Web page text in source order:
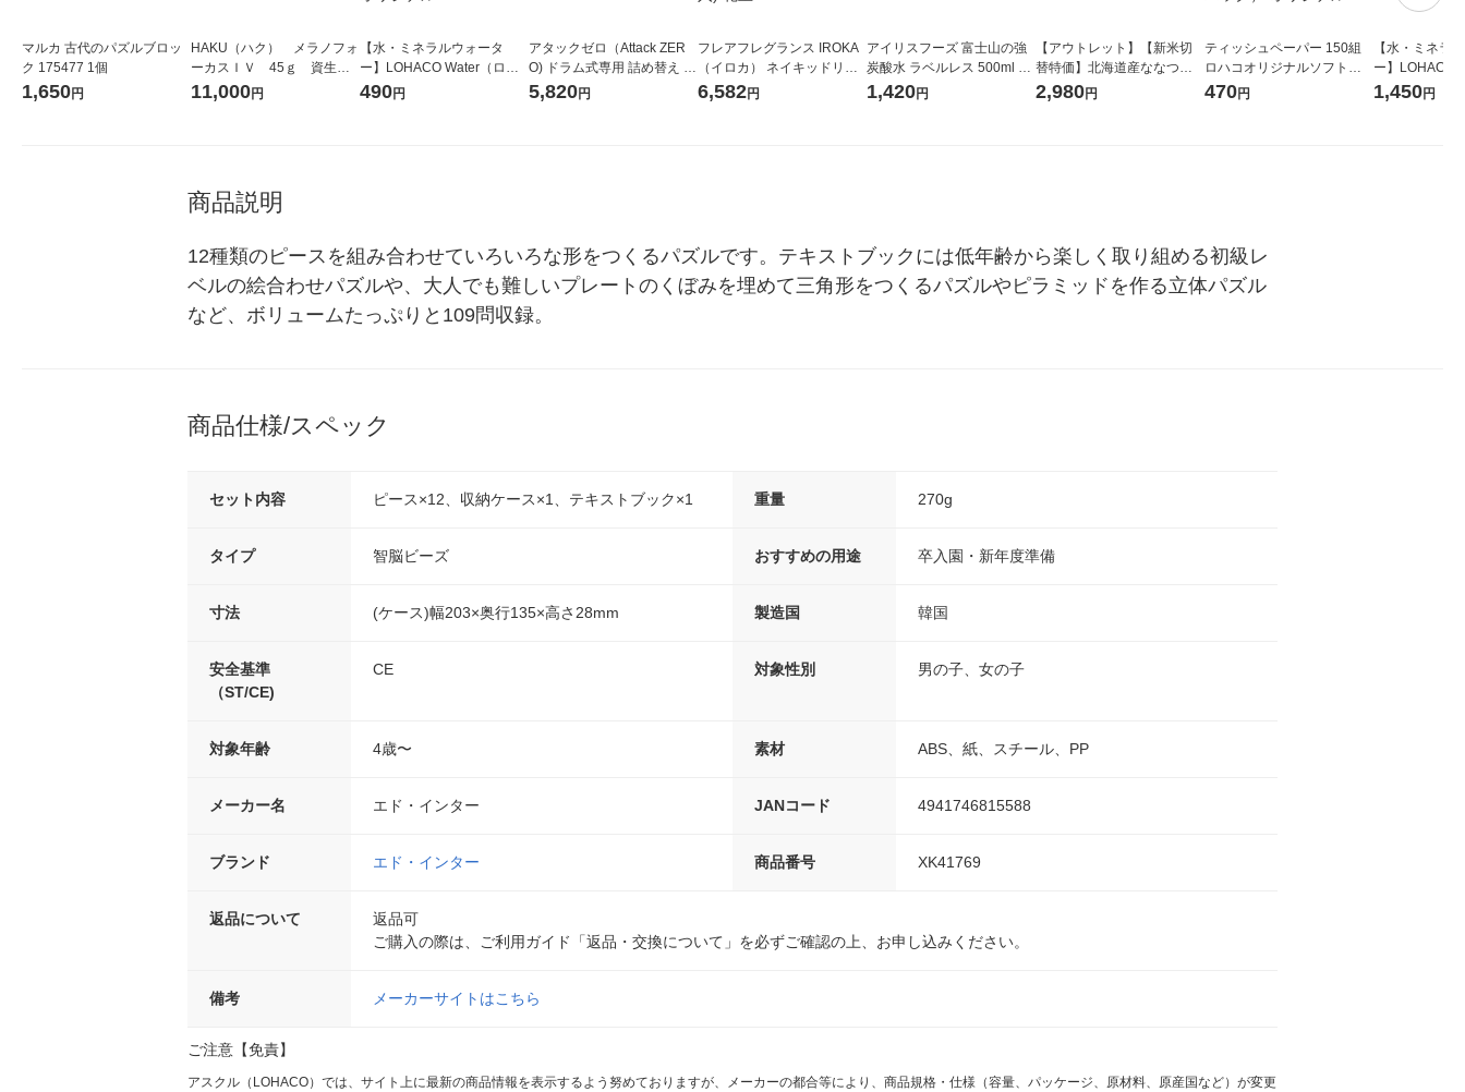
マルカ 古代のパズルブロッ
ク 175477 1個
1,650円
HAKU（ハク） メラノフォ
ーカスＩＶ 45ｇ 資生
堂 おまけ付き
11,000円
【水・ミネラルウォータ
ー】LOHACO Water（ロハ
コウォーター）2L ラベルレ
490円
アタックゼロ（Attack ZER
O) ドラム式専用 詰め替え メ
ガジャンボ 2300g 1セット
（2個入) 洗濯洗剤 花王
5,820円
フレアフレグランス IROKA
（イロカ） ネイキッドリリ
ーの香り 柔軟剤 詰め替え 超
特大 1200ml 1セット（5個
6,582円
アイリスフーズ 富士山の強
炭酸水 ラベルレス 500ml 1
箱（24本入）
1,420円
【アウトレット】【新米切
替特価】北海道産ななつぼ
し 無洗米 5kg 1袋 令和7年産
米 木徳神糧 オリジナル
2,980円
ティッシュペーパー 150組
ロハコオリジナルソフトパ
ックティッシュ フィオナ オ
470円
【水・ミネラ
ー】LOHACO
1箱（20本入
（イチオシ）
1,450円
商品説明
12種類のピースを組み合わせていろいろな形をつくるパズルです。テキストブックには低年齢から楽しく取り組める初級レ
ベルの絵合わせパズルや、大人でも難しいプレートのくぼみを埋めて三角形をつくるパズルやピラミッドを作る立体パズル
など、ボリュームたっぷりと109問収録。
商品仕様/スペック
セット内容 ピース×12、収納ケース×1、テキストブック×1 重量 270g
タイプ 智脳ビーズ おすすめの用途 卒入園・新年度準備
寸法 (ケース)幅203×奥行135×高さ28mm 製造国 韓国
安全基準
（ST/CE)
CE 対象性別 男の子、女の子
対象年齢 4歳〜 素材 ABS、紙、スチール、PP
メーカー名 エド・インター JANコード 4941746815588
ブランド エド・インター 商品番号 XK41769
返品について
返品可
ご購入の際は、ご利用ガイド「返品・交換について」を必ずご確認の上、お申し込みください。
備考 メーカーサイトはこちら
ご注意【免責】
アスクル（LOHACO）では、サイト上に最新の商品情報を表示するよう努めておりますが、メーカーの都合等により、商品規格・仕様（容量、パッケージ、原材料、原産国など）が変更